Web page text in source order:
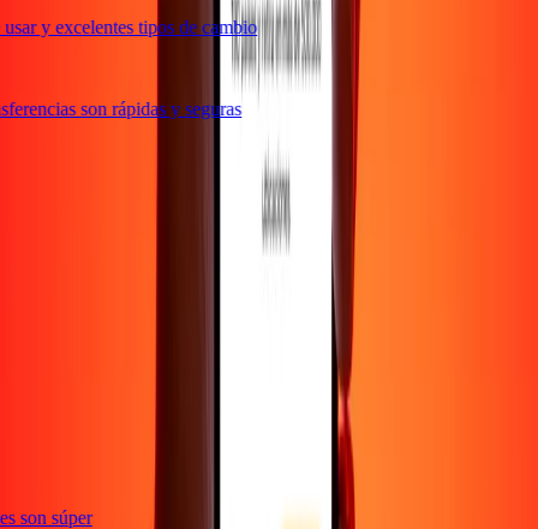
y excelentes tipos de cambio
son rápidas y seguras
son súper